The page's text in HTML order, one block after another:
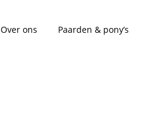
Over ons Paarden & pony’s